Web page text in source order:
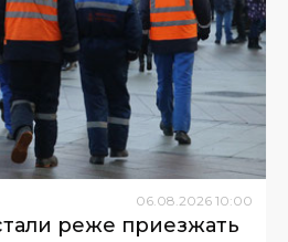
06 08 2026 10:00
реже приезжать